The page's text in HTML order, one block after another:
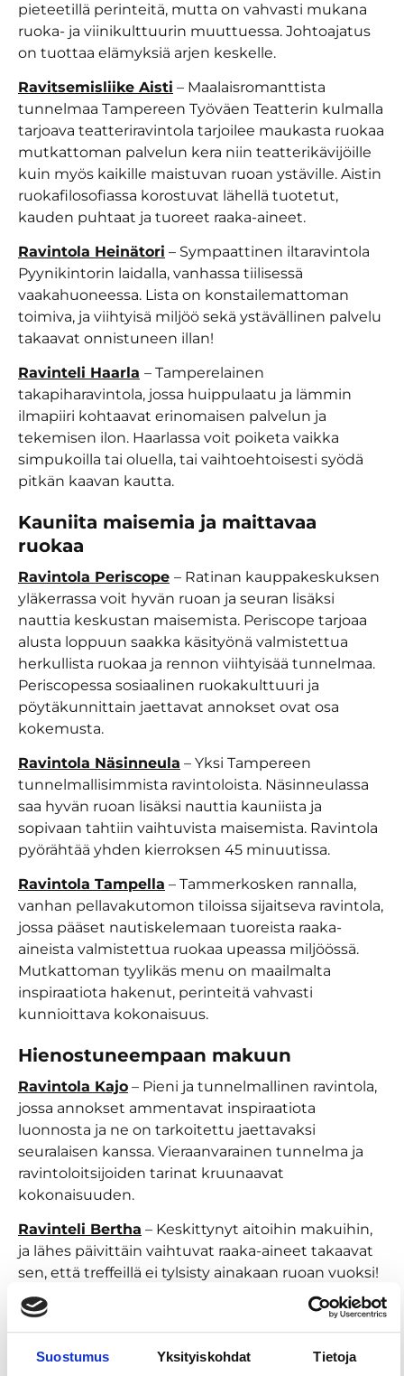
Suostumus Yksityiskohdat Tietoja
pieteetillä perinteitä, mutta on vahvasti mukana
ruoka- ja viinikulttuurin muuttuessa. Johtoajatus
on tuottaa elämyksiä arjen keskelle.
Ravitsemisliike Aisti – Maalaisromanttista
tunnelmaa Tampereen Työväen Teatterin kulmalla
tarjoava teatteriravintola tarjoilee maukasta ruokaa
mutkattoman palvelun kera niin teatterikävijöille
kuin myös kaikille maistuvan ruoan ystäville. Aistin
ruokafilosofiassa korostuvat lähellä tuotetut,
kauden puhtaat ja tuoreet raaka-aineet.
Ravintola Heinätori – Sympaattinen iltaravintola
Pyynikintorin laidalla, vanhassa tiilisessä
vaakahuoneessa. Lista on konstailemattoman
toimiva, ja viihtyisä miljöö sekä ystävällinen palvelu
takaavat onnistuneen illan!
Ravinteli Haarla – Tamperelainen
takapiharavintola, jossa huippulaatu ja lämmin
ilmapiiri kohtaavat erinomaisen palvelun ja
tekemisen ilon. Haarlassa voit poiketa vaikka
simpukoilla tai oluella, tai vaihtoehtoisesti syödä
pitkän kaavan kautta.
Kauniita maisemia ja maittavaa
ruokaa
Ravintola Periscope – Ratinan kauppakeskuksen
yläkerrassa voit hyvän ruoan ja seuran lisäksi
nauttia keskustan maisemista. Periscope tarjoaa
alusta loppuun saakka käsityönä valmistettua
herkullista ruokaa ja rennon viihtyisää tunnelmaa.
Periscopessa sosiaalinen ruokakulttuuri ja
pöytäkunnittain jaettavat annokset ovat osa
kokemusta.
Ravintola Näsinneula – Yksi Tampereen
tunnelmallisimmista ravintoloista. Näsinneulassa
saa hyvän ruoan lisäksi nauttia kauniista ja
sopivaan tahtiin vaihtuvista maisemista. Ravintola
pyörähtää yhden kierroksen 45 minuutissa.
Ravintola Tampella – Tammerkosken rannalla,
vanhan pellavakutomon tiloissa sijaitseva ravintola,
jossa pääset nautiskelemaan tuoreista raaka-
aineista valmistettua ruokaa upeassa miljöössä.
Mutkattoman tyylikäs menu on maailmalta
inspiraatiota hakenut, perinteitä vahvasti
kunnioittava kokonaisuus.
Hienostuneempaan makuun
Ravintola Kajo – Pieni ja tunnelmallinen ravintola,
jossa annokset ammentavat inspiraatiota
luonnosta ja ne on tarkoitettu jaettavaksi
seuralaisen kanssa. Vieraanvarainen tunnelma ja
ravintoloitsijoiden tarinat kruunaavat
kokonaisuuden.
Ravinteli Bertha – Keskittynyt aitoihin makuihin,
ja lähes päivittäin vaihtuvat raaka-aineet takaavat
sen, että treffeillä ei tylsisty ainakaan ruoan vuoksi!
Ravinteli Huber
– Täydellinen ravintola kaikille,
jotka arvostaa ensiluokkaista lihaa. Huber tarjoaa
ainoana Suomessa käsin valitut kotimaiset,